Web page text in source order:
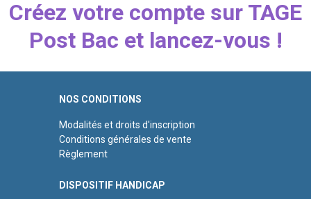
Créez votre compte sur TAGE
Post Bac et lancez-vous !
NOS CONDITIONS
Modalités et droits d'inscription
Conditions générales de vente
Règlement
DISPOSITIF HANDICAP